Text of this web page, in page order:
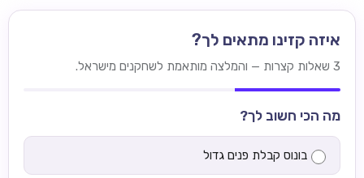
איזה קזינו מתאים לך?
3 שאלות קצרות — והמלצה מותאמת לשחקנים מישראל.
מה הכי חשוב לך?
בונוס קבלת פנים גדול